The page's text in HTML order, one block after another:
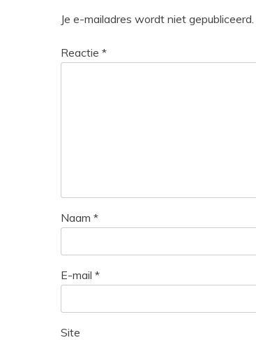
Je e-mailadres wordt niet gepubliceerd.
Reactie *
Naam *
E-mail *
Site